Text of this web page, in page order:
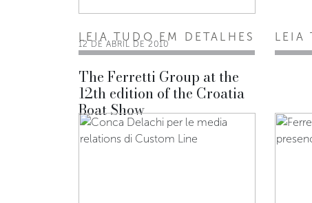
12 DE ABRIL DE 2010
The Ferretti Group at the
12th edition of the Croatia
Boat Show
LEIA TUDO EM DETALHES LEIA